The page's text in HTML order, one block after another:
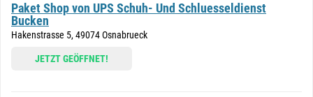
Paket Shop von UPS Schuh- Und Schluesseldienst
Bucken
Hakenstrasse 5, 49074 Osnabrueck
JETZT GEÖFFNET!